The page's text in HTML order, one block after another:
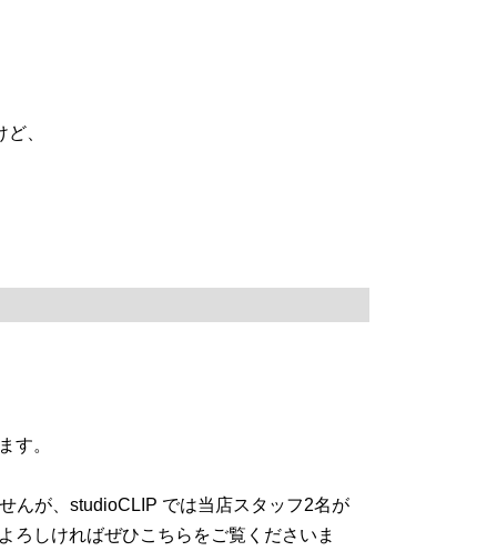
、
す。
んが、studioCLIP では当店スタッフ2名が
ろしければぜひこちらをご覧くださいま